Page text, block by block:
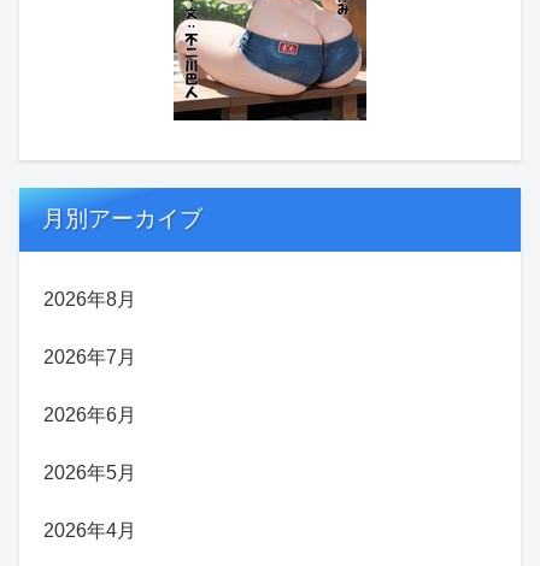
月別アーカイブ
2026年8月
2026年7月
2026年6月
2026年5月
2026年4月